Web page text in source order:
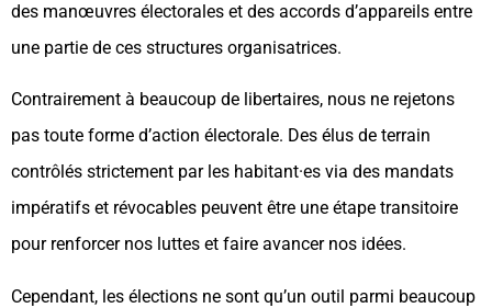
des manœuvres électorales et des accords d’appareils entre
une partie de ces structures organisatrices.
Contrairement à beaucoup de libertaires, nous ne rejetons
pas toute forme d’action électorale. Des élus de terrain
contrôlés strictement par les habitant·es via des mandats
impératifs et révocables peuvent être une étape transitoire
pour renforcer nos luttes et faire avancer nos idées.
Cependant, les élections ne sont qu’un outil parmi beaucoup